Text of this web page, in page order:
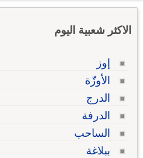
الاكثر شعبية اليوم
إوز
الأوزّة
الدرج
الدرفة
الساحب
ببلاغة